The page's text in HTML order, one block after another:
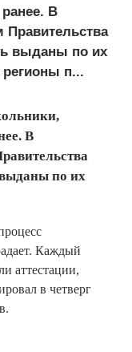
В
Правительства
выданы по их
п...
В
по их
Каждый
аттестации,
в четверг